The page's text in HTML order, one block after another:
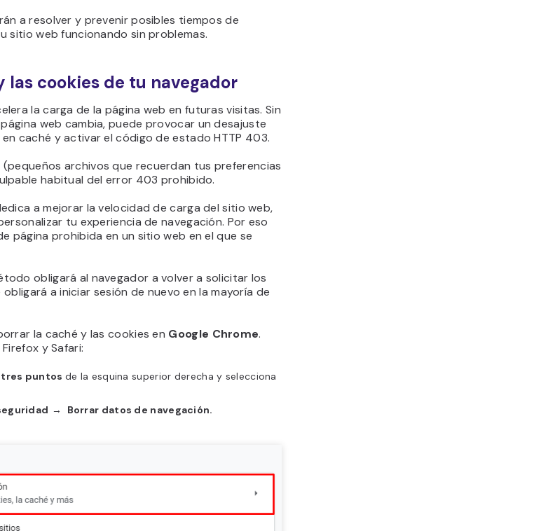
a resolver y prevenir posibles tiempos de
sitio web funcionando sin problemas.
las cookies de tu navegador
la carga de la página web en futuras visitas. Sin
web cambia, puede provocar un desajuste
caché y activar el código de estado HTTP 403.
archivos que recuerdan tus preferencias
habitual del error 403 prohibido.
a mejorar la velocidad de carga del sitio web,
tu experiencia de navegación. Por eso
página prohibida en un sitio web en el que se
obligará al navegador a volver a solicitar los
a iniciar sesión de nuevo en la mayoría de
la caché y las cookies en Google Chrome.
y Safari:
puntos de la esquina superior derecha y selecciona
→ Borrar datos de navegación.